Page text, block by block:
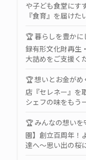
や子ども食堂にす
『食育』を届けた
🏆 暮らしを豊か
録有形文化財再生
大詰めをご支援く
🏆 想いとお金が
店『セレネー』を
シェフの味をもう
🏆 みんなの想い
園】創立百周年！
達へ〜思い出の桜